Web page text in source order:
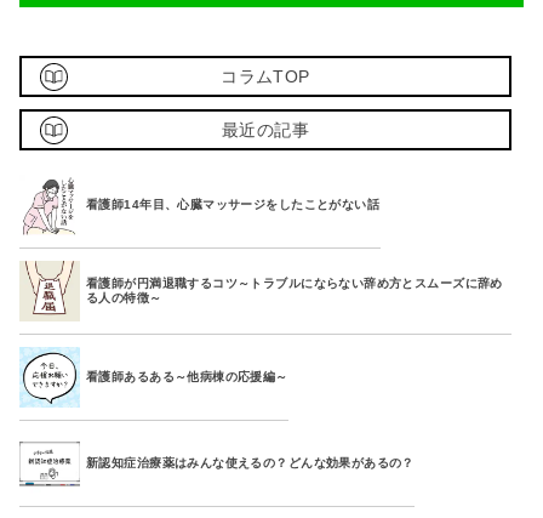
コラムTOP
最近の記事
看護師14年目、心臓マッサージをしたことがない話
看護師が円満退職するコツ～トラブルにならない辞め方とスムーズに辞め
る人の特徴～
看護師あるある～他病棟の応援編～
新認知症治療薬はみんな使えるの？どんな効果があるの？